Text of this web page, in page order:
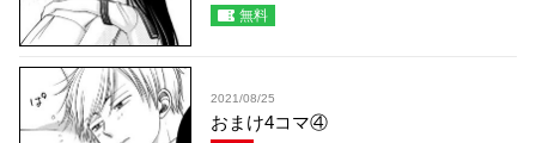
無料
2021/08/25
おまけ4コマ④